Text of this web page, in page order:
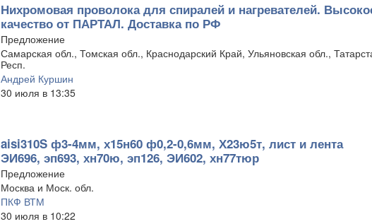
Нихромовая проволока для спиралей и нагревателей.
качество от ПАРТАЛ. Доставка по РФ
Предложение
Самарская обл., Томская обл., Краснодарский Край, Ульяновская обл.,
Респ.
Андрей Куршин
30 июля в 13:35
aisi310S ф3-4мм, х15н60 ф0,2-0,6мм, Х23ю5т, лист и лента
ЭИ696, эп693, хн70ю, эп126, ЭИ602, хн77тюр
Предложение
Москва и Моск. обл.
ПКФ ВТМ
30 июля в 10:22